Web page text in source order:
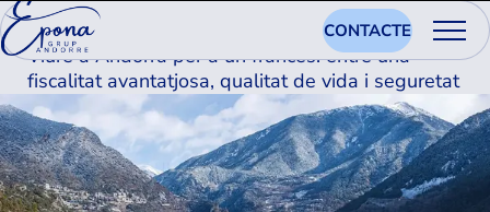
CONTACTE
Viure a Andorra per a un francès: entre una
fiscalitat avantatjosa, qualitat de vida i seguretat